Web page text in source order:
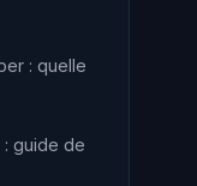
: quelle
: guide de